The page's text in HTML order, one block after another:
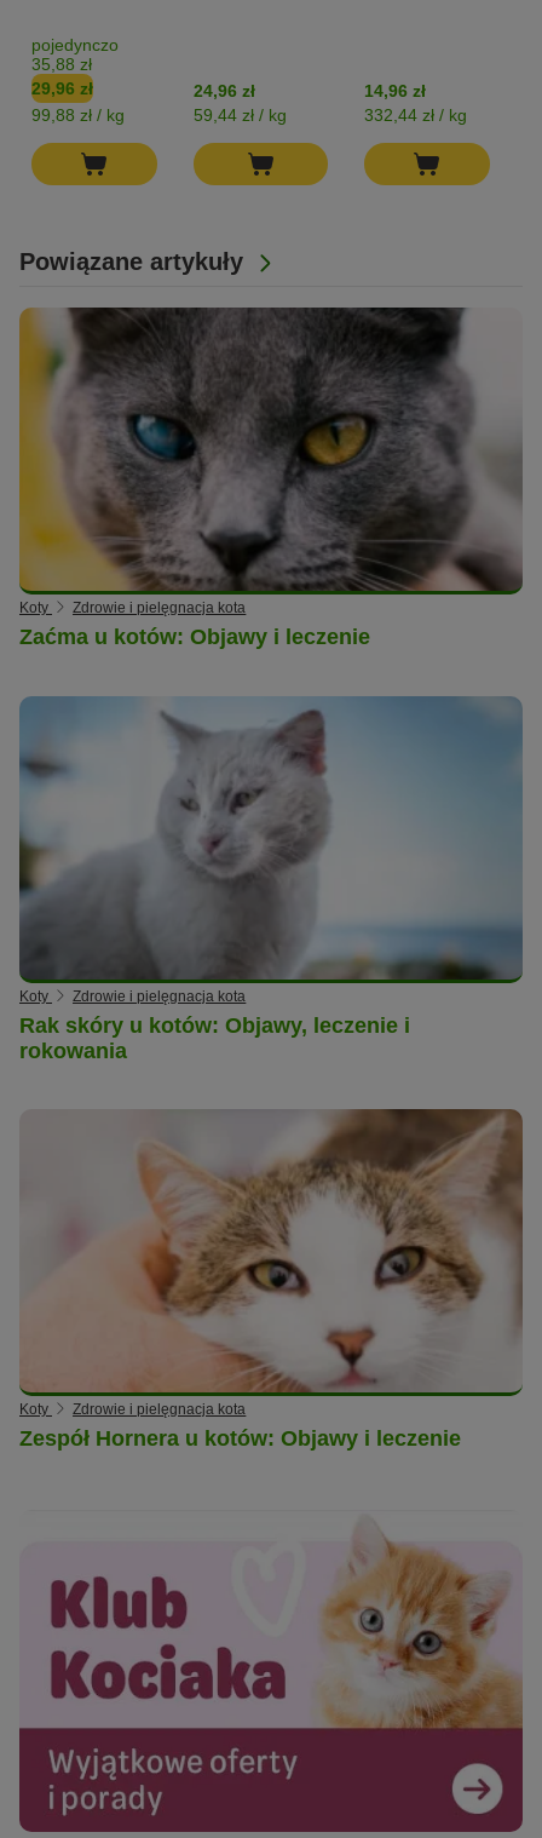
Powiązane artykuły
Koty Zdrowie i pielęgnacja kota
Zaćma u kotów: Objawy i leczenie
Koty Zdrowie i pielęgnacja kota
Rak skóry u kotów: Objawy, leczenie i
rokowania
Koty Zdrowie i pielęgnacja kota
Zespół Hornera u kotów: Objawy i leczenie
pojedynczo
35,88 zł
29,96 zł
99,88 zł / kg
24,96 zł
59,44 zł / kg
14,96 zł
332,44 zł / kg